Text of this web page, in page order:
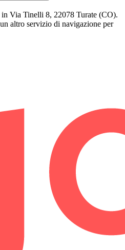
Via Tinelli 8, 22078 Turate (CO).
altro servizio di navigazione per